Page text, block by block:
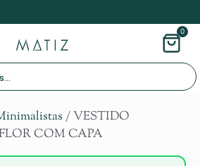
0
/ VESTIDO
COM CAPA